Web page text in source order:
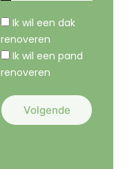
Ik wil een dak
renoveren
Ik wil een pand
renoveren
Volgende